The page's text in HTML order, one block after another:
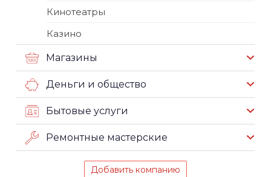
Кинотеатры
Казино
Магазины
Деньги и общество
Бытовые услуги
Ремонтные мастерские
Добавить компанию